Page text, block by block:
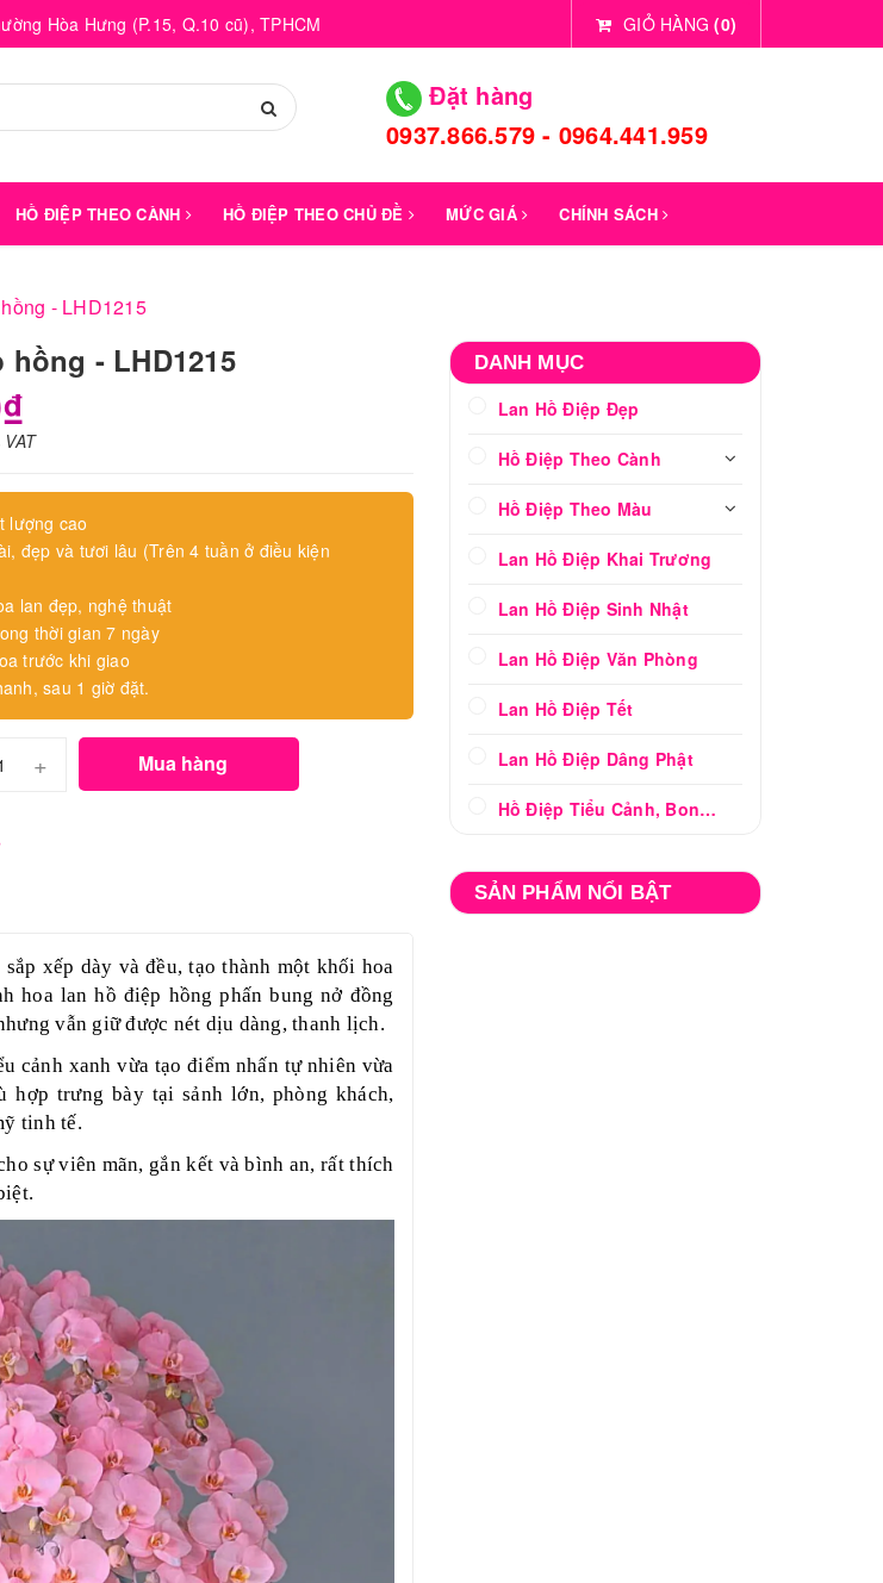
Hòa Hưng (P.15, Q.10 cũ), TPHCM GIỎ HÀNG (0)
Đặt hàng
0937.866.579 - 0964.441.959
HỒ ĐIỆP THEO CÀNH HỒ ĐIỆP THEO CHỦ ĐỀ MỨC GIÁ CHÍNH SÁCH
- LHD1215
- LHD1215
lượng cao
đẹp và tươi lâu (Trên 4 tuần ở điều kiện
lan đẹp, nghệ thuật
thời gian 7 ngày
trước khi giao
sau 1 giờ đặt.
+ Mua hàng
xếp dày và đều, tạo thành một khối hoa
hoa lan hồ điệp hồng phấn bung nở đồng
vẫn giữ được nét dịu dàng, thanh lịch.
cảnh xanh vừa tạo điểm nhấn tự nhiên vừa
trưng bày tại sảnh lớn, phòng khách,
tinh tế.
sự viên mãn, gắn kết và bình an, rất thích
DANH MỤC
Lan Hồ Điệp Đẹp
Hồ Điệp Theo Cành
Hồ Điệp Theo Màu
Lan Hồ Điệp Khai Trương
Lan Hồ Điệp Sinh Nhật
Lan Hồ Điệp Văn Phòng
Lan Hồ Điệp Tết
Lan Hồ Điệp Dâng Phật
Hồ Điệp Tiểu Cảnh, Bonsai
SẢN PHẨM NỔI BẬT